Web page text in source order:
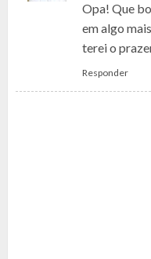
Opa! Que
em algo
terei o
Responder